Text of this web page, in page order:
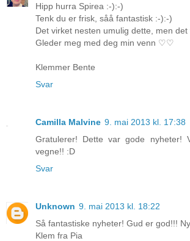
Hipp hurra Spirea :-):-)
Tenk du er frisk, såå fantastisk :-):-)
Det virket nesten umulig dette, men
Gleder meg med deg min venn ♡♡
Klemmer Bente
Svar
Camilla Malvine 9. mai 2013 kl. 17:38
Gratulerer! Dette var gode nyheter!
vegne!! :D
Svar
Unknown 9. mai 2013 kl. 18:22
Så fantastiske nyheter! Gud er god!!!
Klem fra Pia